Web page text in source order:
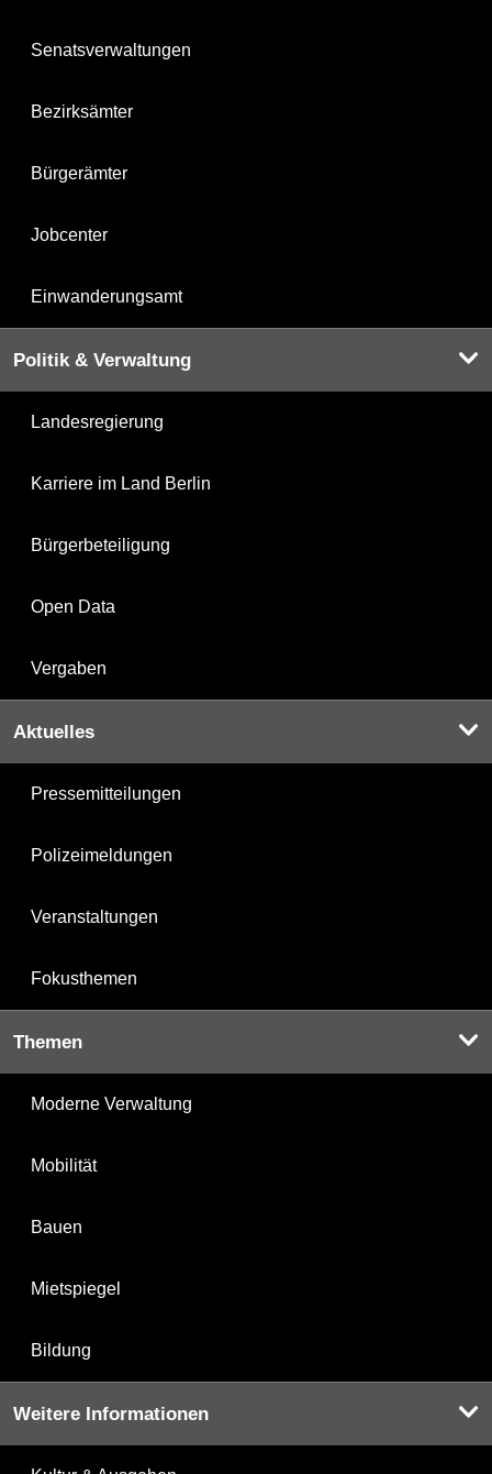
Senatsverwaltungen
Bezirksämter
Bürgerämter
Jobcenter
Einwanderungsamt
Politik & Verwaltung
Landesregierung
Karriere im Land Berlin
Bürgerbeteiligung
Open Data
Vergaben
Aktuelles
Pressemitteilungen
Polizeimeldungen
Veranstaltungen
Fokusthemen
Themen
Moderne Verwaltung
Mobilität
Bauen
Mietspiegel
Bildung
Weitere Informationen